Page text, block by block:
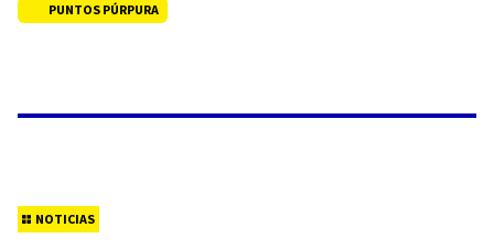
PUNTOS PÚRPURA
NOTICIAS